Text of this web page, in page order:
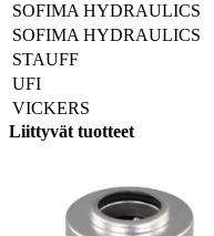
SOFIMA HYDRAULICS
SOFIMA HYDRAULICS
STAUFF
UFI
VICKERS
Liittyvät tuotteet